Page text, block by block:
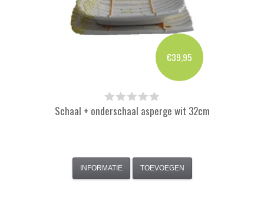
€39,95
Schaal + onderschaal asperge wit 32cm
INFORMATIE TOEVOEGEN